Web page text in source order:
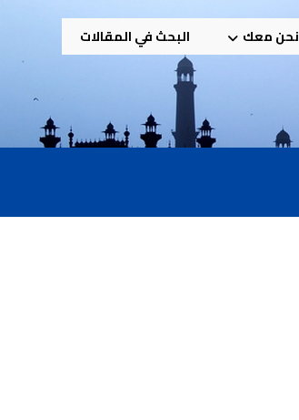
نحن معك البحث في المقالات